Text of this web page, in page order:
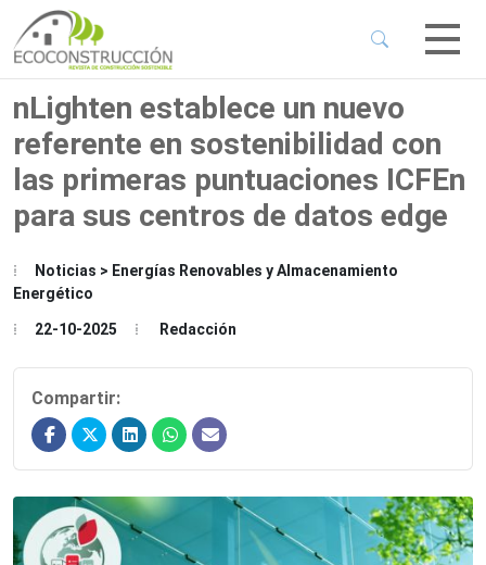
Menu
Menu
Menu
nLighten establece un nuevo
referente en sostenibilidad con
las primeras puntuaciones ICFEn
para sus centros de datos edge
Noticias > Energías Renovables y Almacenamiento
Energético
22-10-2025 Redacción
Compartir: